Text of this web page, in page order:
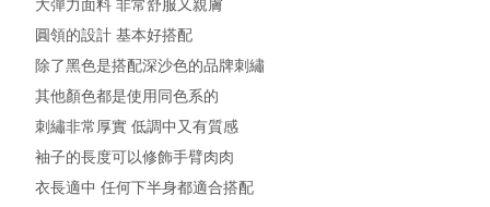
大彈力面料 非常舒服又親膚
圓領的設計 基本好搭配
除了黑色是搭配深沙色的品牌刺繡
其他顏色都是使用同色系的
刺繡非常厚實 低調中又有質感
袖子的長度可以修飾手臂肉肉
衣長適中 任何下半身都適合搭配